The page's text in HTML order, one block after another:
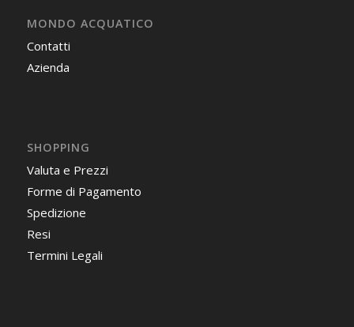
MONDO ACQUATICO
Contatti
Azienda
SHOPPING
Valuta e Prezzi
Forme di Pagamento
Spedizione
Resi
Termini Legali